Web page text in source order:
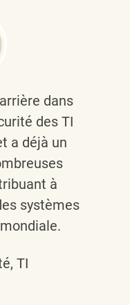
dans
des TI
a déjà un
à
systèmes
TI